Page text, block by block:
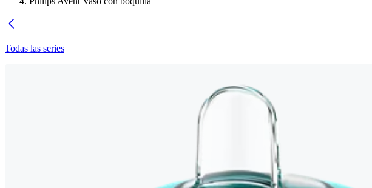
Todas las series